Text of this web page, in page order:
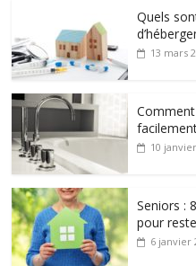
Quels
13 mars
10
Seniors :
pour
6 janvier